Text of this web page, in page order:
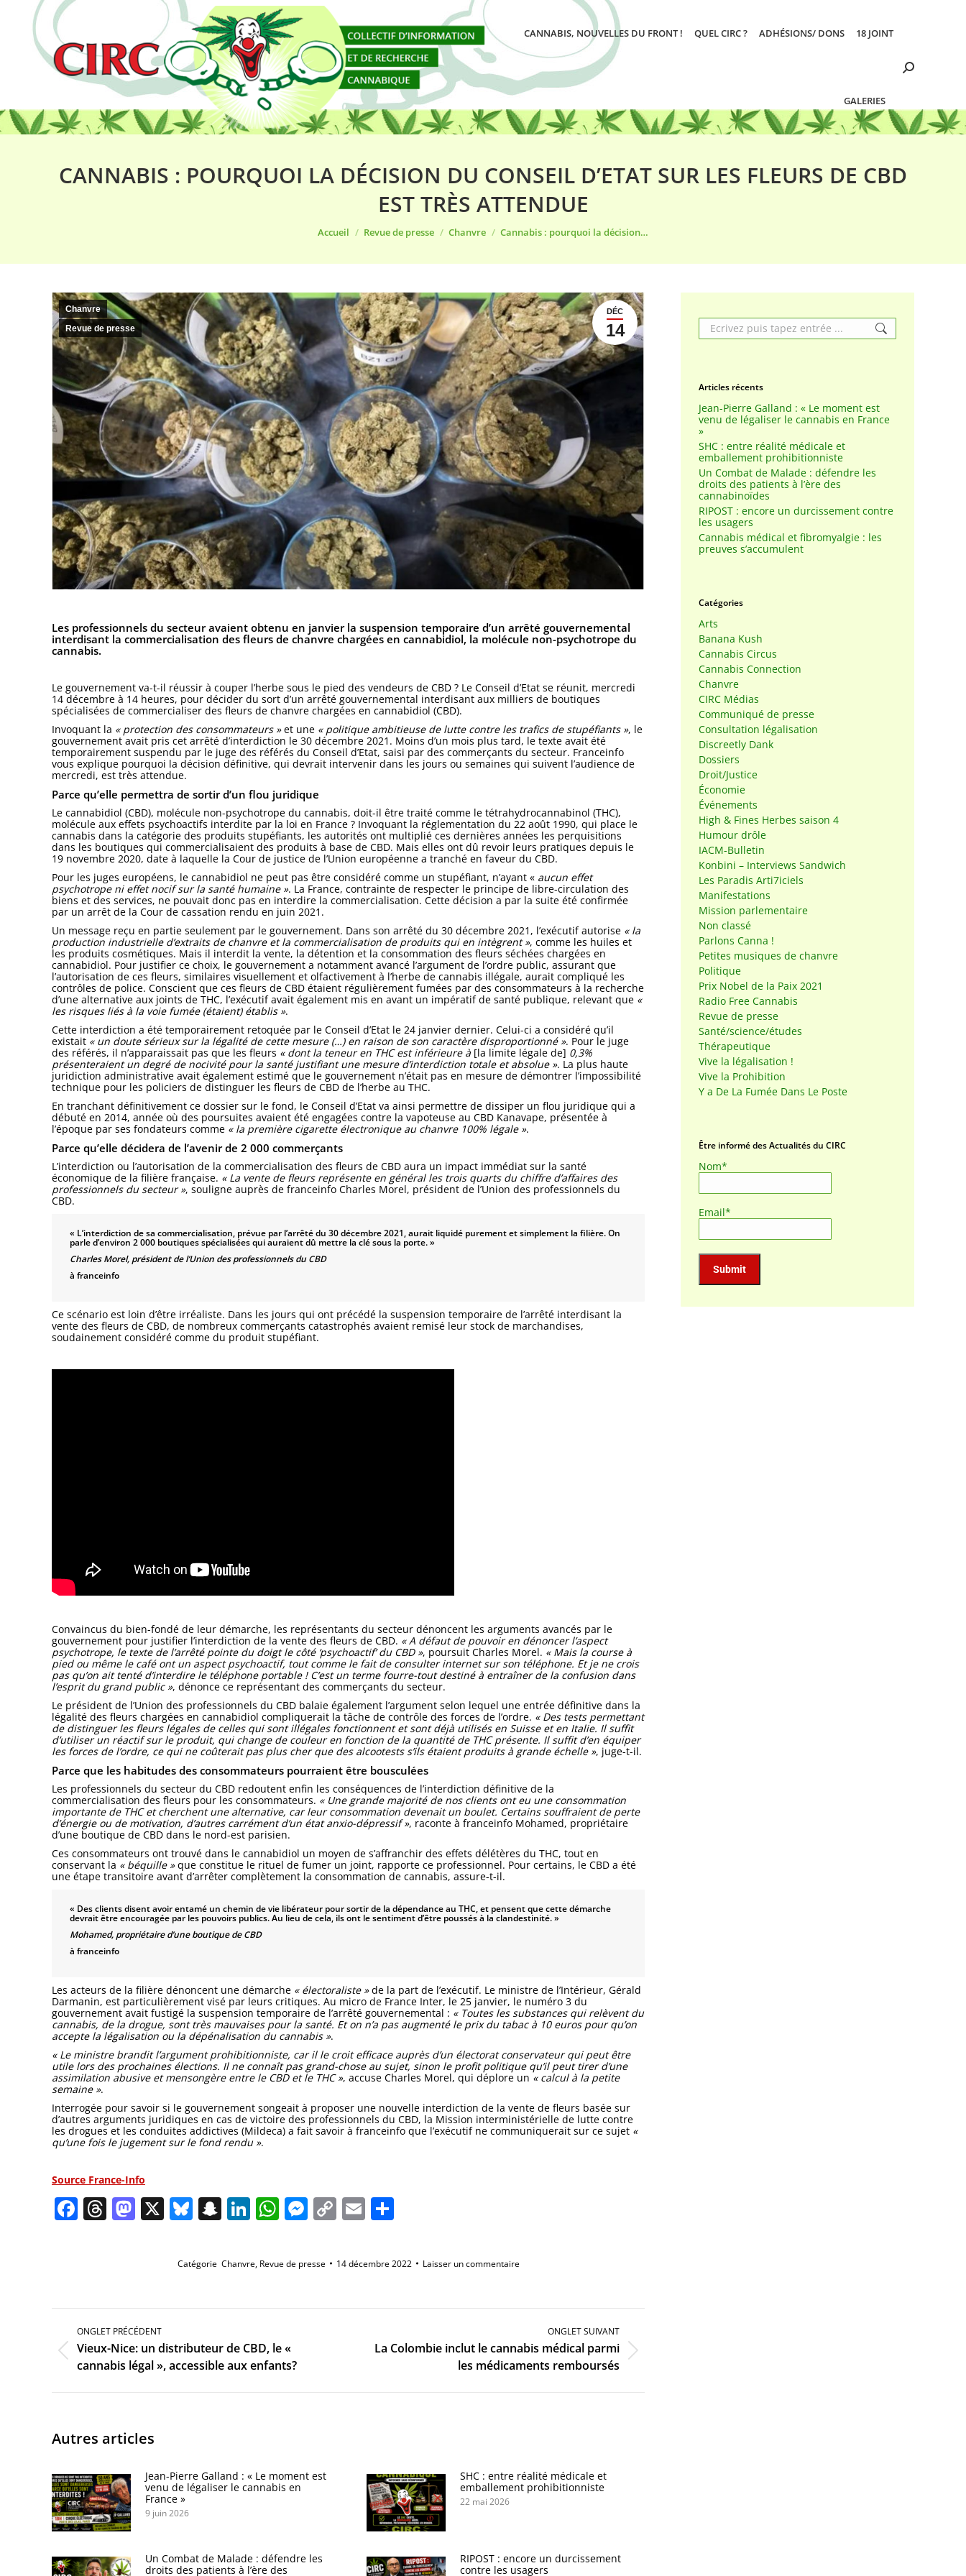
CANNABIS, NOUVELLES DU FRONT ! QUEL CIRC ? ADHÉSIONS/ DONS 18 JOINT
GALERIES
Search:
CANNABIS : POURQUOI LA DÉCISION DU CONSEIL D’ETAT SUR LES FLEURS DE CBD
EST TRÈS ATTENDUE
Accueil Revue de presse Chanvre Cannabis : pourquoi la décision…
DÉC
14
Chanvre
Revue de presse
Les professionnels du secteur avaient obtenu en janvier la suspension temporaire d’un arrêté gouvernemental
interdisant la commercialisation des fleurs de chanvre chargées en cannabidiol, la molécule non-psychotrope du
cannabis.
Le gouvernement va-t-il réussir à couper l’herbe sous le pied des vendeurs de CBD ? Le Conseil d’Etat se réunit, mercredi
14 décembre à 14 heures, pour décider du sort d’un arrêté gouvernemental interdisant aux milliers de boutiques
spécialisées de commercialiser des fleurs de chanvre chargées en cannabidiol (CBD).
Invoquant la « protection des consommateurs »et une « politique ambitieuse de lutte contre les trafics de stupéfiants », le
gouvernement avait pris cet arrêté d’interdiction le 30 décembre 2021. Moins d’un mois plus tard, le texte avait été
temporairement suspendu par le juge des référés du Conseil d’Etat, saisi par des commerçants du secteur. Franceinfo
vous explique pourquoi la décision définitive, qui devrait intervenir dans les jours ou semaines qui suivent l’audience de
mercredi, est très attendue.
Parce qu’elle permettra de sortir d’un flou juridique
Le cannabidiol (CBD), molécule non-psychotrope du cannabis, doit-il être traité comme le tétrahydrocannabinol (THC),
molécule aux effets psychoactifs interdite par la loi en France ? Invoquant la réglementation du 22 août 1990, qui place le
cannabis dans la catégorie des produits stupéfiants, les autorités ont multiplié ces dernières années les perquisitions
dans les boutiques qui commercialisaient des produits à base de CBD. Mais elles ont dû revoir leurs pratiques depuis le
19 novembre 2020, date à laquelle la Cour de justice de l’Union européenne a tranché en faveur du CBD.
Pour les juges européens, le cannabidiol ne peut pas être considéré comme un stupéfiant, n’ayant « aucun effet
psychotrope ni effet nocif sur la santé humaine ». La France, contrainte de respecter le principe de libre-circulation des
biens et des services, ne pouvait donc pas en interdire la commercialisation. Cette décision a par la suite été confirmée
par un arrêt de la Cour de cassation rendu en juin 2021.
Un message reçu en partie seulement par le gouvernement. Dans son arrêté du 30 décembre 2021, l’exécutif autorise « la
production industrielle d’extraits de chanvre et la commercialisation de produits qui en intègrent », comme les huiles et
les produits cosmétiques. Mais il interdit la vente, la détention et la consommation des fleurs séchées chargées en
cannabidiol. Pour justifier ce choix, le gouvernement a notamment avancé l’argument de l’ordre public, assurant que
l’autorisation de ces fleurs, similaires visuellement et olfactivement à l’herbe de cannabis illégale, aurait compliqué les
contrôles de police. Conscient que ces fleurs de CBD étaient régulièrement fumées par des consommateurs à la recherche
d’une alternative aux joints de THC, l’exécutif avait également mis en avant un impératif de santé publique, relevant que «
les risques liés à la voie fumée (étaient) établis ».
Cette interdiction a été temporairement retoquée par le Conseil d’Etat le 24 janvier dernier. Celui-ci a considéré qu’il
existait « un doute sérieux sur la légalité de cette mesure (…) en raison de son caractère disproportionné ». Pour le juge
des référés, il n’apparaissait pas que les fleurs « dont la teneur en THC est inférieure à [la limite légale de] 0,3%
présenteraient un degré de nocivité pour la santé justifiant une mesure d’interdiction totale et absolue ». La plus haute
juridiction administrative avait également estimé que le gouvernement n’était pas en mesure de démontrer l’impossibilité
technique pour les policiers de distinguer les fleurs de CBD de l’herbe au THC.
En tranchant définitivement ce dossier sur le fond, le Conseil d’Etat va ainsi permettre de dissiper un flou juridique qui a
débuté en 2014, année où des poursuites avaient été engagées contre la vapoteuse au CBD Kanavape, présentée à
l’époque par ses fondateurs comme « la première cigarette électronique au chanvre 100% légale ».
Parce qu’elle décidera de l’avenir de 2 000 commerçants
L’interdiction ou l’autorisation de la commercialisation des fleurs de CBD aura un impact immédiat sur la santé
économique de la filière française. « La vente de fleurs représente en général les trois quarts du chiffre d’affaires des
professionnels du secteur », souligne auprès de franceinfo Charles Morel, président de l’Union des professionnels du
CBD.
« L’interdiction de sa commercialisation, prévue par l’arrêté du 30 décembre 2021, aurait liquidé purement et simplement la filière. On
parle d’environ 2 000 boutiques spécialisées qui auraient dû mettre la clé sous la porte. »
Charles Morel, président de l’Union des professionnels du CBD
à franceinfo
Ce scénario est loin d’être irréaliste. Dans les jours qui ont précédé la suspension temporaire de l’arrêté interdisant la
vente des fleurs de CBD, de nombreux commerçants catastrophés avaient remisé leur stock de marchandises,
soudainement considéré comme du produit stupéfiant.
Convaincus du bien-fondé de leur démarche, les représentants du secteur dénoncent les arguments avancés par le
gouvernement pour justifier l’interdiction de la vente des fleurs de CBD. « A défaut de pouvoir en dénoncer l’aspect
psychotrope, le texte de l’arrêté pointe du doigt le côté ‘psychoactif’ du CBD », poursuit Charles Morel. « Mais la course à
pied ou même le café ont un aspect psychoactif, tout comme le fait de consulter internet sur son téléphone. Et je ne crois
pas qu’on ait tenté d’interdire le téléphone portable ! C’est un terme fourre-tout destiné à entraîner de la confusion dans
l’esprit du grand public », dénonce ce représentant des commerçants du secteur.
Le président de l’Union des professionnels du CBD balaie également l’argument selon lequel une entrée définitive dans la
légalité des fleurs chargées en cannabidiol compliquerait la tâche de contrôle des forces de l’ordre. « Des tests permettant
de distinguer les fleurs légales de celles qui sont illégales fonctionnent et sont déjà utilisés en Suisse et en Italie. Il suffit
d’utiliser un réactif sur le produit, qui change de couleur en fonction de la quantité de THC présente. Il suffit d’en équiper
les forces de l’ordre, ce qui ne coûterait pas plus cher que des alcootests s’ils étaient produits à grande échelle », juge-t-il.
Parce que les habitudes des consommateurs pourraient être bousculées
Les professionnels du secteur du CBD redoutent enfin les conséquences de l’interdiction définitive de la
commercialisation des fleurs pour les consommateurs. « Une grande majorité de nos clients ont eu une consommation
importante de THC et cherchent une alternative, car leur consommation devenait un boulet. Certains souffraient de perte
d’énergie ou de motivation, d’autres carrément d’un état anxio-dépressif », raconte à franceinfo Mohamed, propriétaire
d’une boutique de CBD dans le nord-est parisien.
Ces consommateurs ont trouvé dans le cannabidiol un moyen de s’affranchir des effets délétères du THC, tout en
conservant la « béquille »que constitue le rituel de fumer un joint, rapporte ce professionnel. Pour certains, le CBD a été
une étape transitoire avant d’arrêter complètement la consommation de cannabis, assure-t-il.
« Des clients disent avoir entamé un chemin de vie libérateur pour sortir de la dépendance au THC, et pensent que cette démarche
devrait être encouragée par les pouvoirs publics. Au lieu de cela, ils ont le sentiment d’être poussés à la clandestinité. »
Mohamed, propriétaire d’une boutique de CBD
à franceinfo
Les acteurs de la filière dénoncent une démarche « électoraliste »de la part de l’exécutif. Le ministre de l’Intérieur, Gérald
Darmanin, est particulièrement visé par leurs critiques. Au micro de France Inter, le 25 janvier, le numéro 3 du
gouvernement avait fustigé la suspension temporaire de l’arrêté gouvernemental : « Toutes les substances qui relèvent du
cannabis, de la drogue, sont très mauvaises pour la santé. Et on n’a pas augmenté le prix du tabac à 10 euros pour qu’on
accepte la légalisation ou la dépénalisation du cannabis ».
« Le ministre brandit l’argument prohibitionniste, car il le croit efficace auprès d’un électorat conservateur qui peut être
utile lors des prochaines élections. Il ne connaît pas grand-chose au sujet, sinon le profit politique qu’il peut tirer d’une
assimilation abusive et mensongère entre le CBD et le THC », accuse Charles Morel, qui déplore un « calcul à la petite
semaine ».
Interrogée pour savoir si le gouvernement songeait à proposer une nouvelle interdiction de la vente de fleurs basée sur
d’autres arguments juridiques en cas de victoire des professionnels du CBD, la Mission interministérielle de lutte contre
les drogues et les conduites addictives (Mildeca) a fait savoir à franceinfo que l’exécutif ne communiquerait sur ce sujet «
qu’une fois le jugement sur le fond rendu ».
Source France-Info
Facebook
Threads
Mastodon
X Bluesky
Snapchat
LinkedIn
WhatsApp
Messenger
Copy
Link
Email
Catégorie Chanvre, Revue de presse 14 décembre 2022 Laisser un commentaire
Navigation
commentaire
ONGLET PRÉCÉDENT
Onglet
précédent
Vieux-Nice: un distributeur de CBD, le «
cannabis légal », accessible aux enfants?
ONGLET SUIVANT
Onglet
La Colombie inclut le cannabis médical parmi
les médicaments remboursés
Autres articles
Jean-Pierre Galland : « Le moment est
venu de légaliser le cannabis en
France »
9 juin 2026
SHC : entre réalité médicale et
emballement prohibitionniste
22 mai 2026
Un Combat de Malade : défendre les
droits des patients à l’ère des
RIPOST : encore un durcissement
contre les usagers
Search:
Articles récents
Jean-Pierre Galland : « Le moment est
venu de légaliser le cannabis en France
»
SHC : entre réalité médicale et
emballement prohibitionniste
Un Combat de Malade : défendre les
droits des patients à l’ère des
cannabinoïdes
RIPOST : encore un durcissement contre
les usagers
Cannabis médical et fibromyalgie : les
preuves s’accumulent
Catégories
Arts
Banana Kush
Cannabis Circus
Cannabis Connection
Chanvre
CIRC Médias
Communiqué de presse
Consultation légalisation
Discreetly Dank
Dossiers
Droit/Justice
Économie
Événements
High & Fines Herbes saison 4
Humour drôle
IACM-Bulletin
Konbini – Interviews Sandwich
Les Paradis Arti7iciels
Manifestations
Mission parlementaire
Non classé
Parlons Canna !
Petites musiques de chanvre
Politique
Prix Nobel de la Paix 2021
Radio Free Cannabis
Revue de presse
Santé/science/études
Thérapeutique
Vive la légalisation !
Vive la Prohibition
Y a De La Fumée Dans Le Poste
Être informé des Actualités du CIRC
Nom*
Email*